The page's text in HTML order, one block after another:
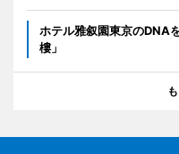
ホテル雅叙園東京のDNA
樓」